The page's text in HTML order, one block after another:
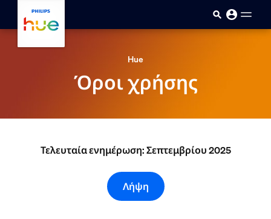
Hue
Όροι χρήσης
Τελευταία ενημέρωση: Σεπτεμβρίου 2025
Λήψη